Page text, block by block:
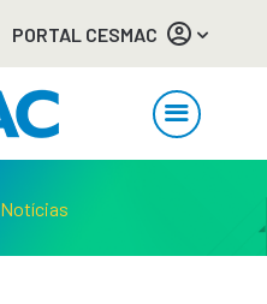
PORTAL CESMAC
Notícias